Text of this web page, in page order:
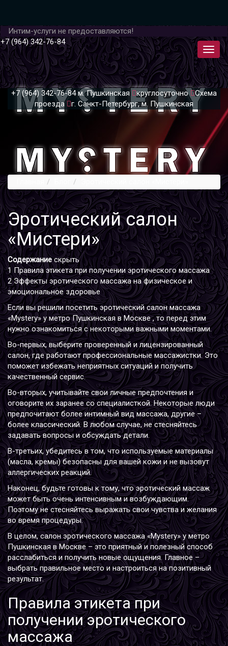
Интим-услуги не предоставляются!
+7 (964) 342-76-84
+7 (964) 342-76-84 м. Пушкинская круглосуточно
Схема
проезда
г. Санкт-Петербург, м. Пушкинская
Эротический салон
«Мистери»
Содержание скрыть
1 Правила этикета при получении эротического массажа
2 Эффекты эротического массажа на физическое и
эмоциональное здоровье
Если вы решили посетитьэротический салонмассажа
«Mystery» у метро Пушкинская в Москве , то перед этим
нужно ознакомиться с некоторыми важными моментами.
Во-первых, выберите проверенный и лицензированный
салон, где работают профессиональные массажистки. Это
поможет избежать неприятных ситуаций и получить
качественный сервис.
Во-вторых, учитывайте свои личные предпочтения и
оговорите их заранее со специалисткой. Некоторые люди
предпочитают более интимный вид массажа, другие –
более классический. В любом случае, не стесняйтесь
задавать вопросы и обсуждать детали.
В-третьих, убедитесь в том, что используемые материалы
(масла, кремы) безопасны для вашей кожи и не вызовут
аллергических реакций.
Наконец, будьте готовы к тому, что эротический массаж
может быть очень интенсивным и возбуждающим.
Поэтому не стесняйтесь выражать свои чувства и желания
во время процедуры.
В целом, салон эротического массажа «Mystery» у метро
Пушкинская в Москве – это приятный и полезный способ
расслабиться и получить новые ощущения. Главное –
выбрать правильное место и настроиться на позитивный
результат.
Правила этикета при
получении эротического
массажа